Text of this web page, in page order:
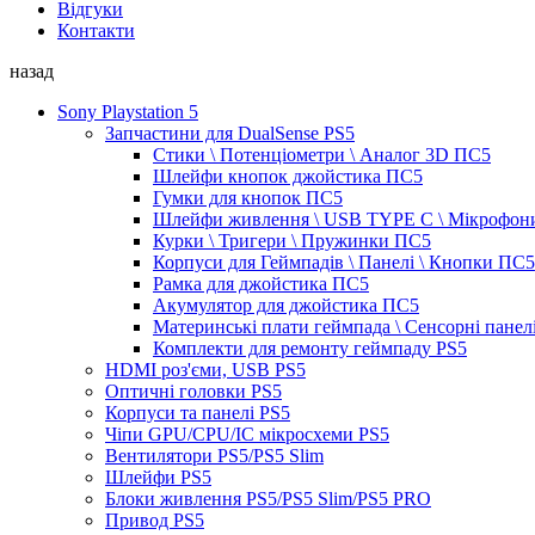
Відгуки
Контакти
назад
Sony Playstation 5
Запчастини для DualSense PS5
Стики \ Потенціометри \ Аналог 3D ПС5
Шлейфи кнопок джойстика ПС5
Гумки для кнопок ПС5
Шлейфи живлення \ USB TYPE C \
Курки \ Тригери \ Пружинки ПС5
Корпуси для Геймпадів \ Панелі \ Кнопки ПС5
Рамка для джойстика ПС5
Акумулятор для джойстика ПС5
Материнські плати геймпада \ Сенсорні
Комплекти для ремонту геймпаду PS5
HDMI роз'єми, USB PS5
Оптичні головки PS5
Корпуси та панелі PS5
Чіпи GPU/CPU/IC мікросхеми PS5
Вентилятори PS5/PS5 Slim
Шлейфи PS5
Блоки живлення PS5/PS5 Slim/PS5 PRO
Привод PS5